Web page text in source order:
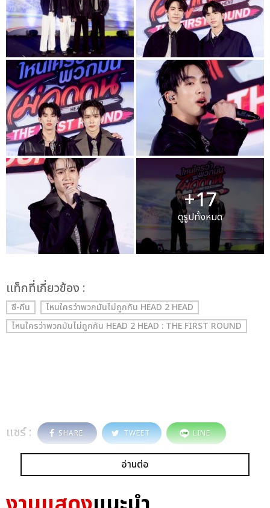
+17
ดูรูปทั้งหมด
เเท็กที่เกี่ยวข้อง :
ซี-คีน
ไหนใครว่าพวกมันไม่ถูกกัน HEAD 2 HEAD
ไหนใครว่าพวกมันไม่ถูกกัน HEAD 2 HEAD : THE FIRST ROUND
แชร์ : SHARE TWEET LINE
อ่านต่อ